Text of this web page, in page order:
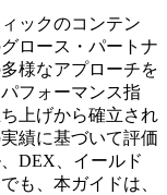
ックのコンテン
ロース・パートナ
様なアプローチを
フォーマンス指
上げから確立され
績に基づいて評価
DEX、イールド
も、本ガイドは、